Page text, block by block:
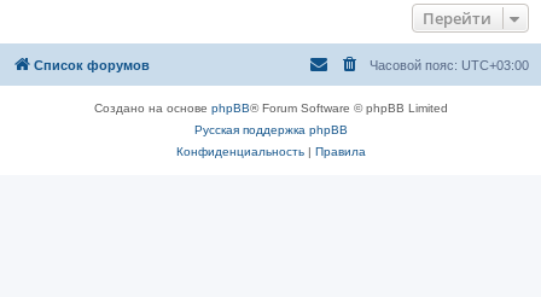
Перейти
Список форумов Часовой пояс: UTC+03:00
Создано на основе phpBB® Forum Software © phpBB Limited
Русская поддержка phpBB
Конфиденциальность| Правила